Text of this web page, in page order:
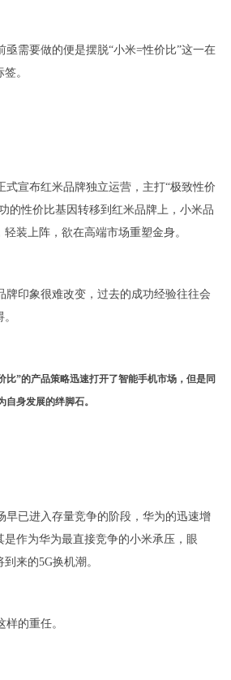
亟需要做的便是摆脱“小米=性价比”这一在
。
式宣布红米品牌独立运营，主打“极致性价
的性价比基因转移到红米品牌上，小米品
装上阵，欲在高端市场重塑金身。
牌印象很难改变，过去的成功经验往往会
比”的产品策略迅速打开了智能手机市场，但是同
身发展的绊脚石。
早已进入存量竞争的阶段，华为的迅速增
作为华为最直接竞争的小米承压，眼
来的5G换机潮。
样的重任。